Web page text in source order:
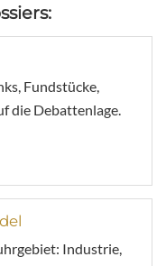
Fundstücke,
die Debattenlage.
Industrie,